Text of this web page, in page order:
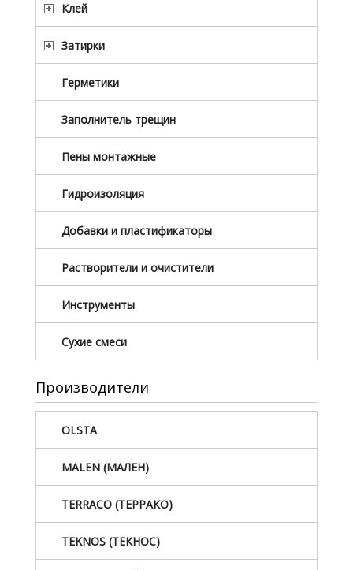
Клей
Затирки
Герметики
Заполнитель трещин
Пены монтажные
Гидроизоляция
Добавки и пластификаторы
Растворители и очистители
Инструменты
Сухие смеси
Производители
OLSTA
MALEN (МАЛЕН)
TERRACO (ТЕРРАКО)
TEKNOS (ТЕКНОС)